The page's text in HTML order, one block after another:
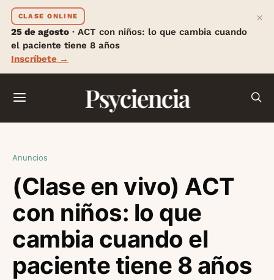
CLASE ONLINE
25 de agosto · ACT con niños: lo que cambia cuando
el paciente tiene 8 años
Inscríbete →
×
Psyciencia
Anuncios
(Clase en vivo) ACT
con niños: lo que
cambia cuando el
paciente tiene 8 años